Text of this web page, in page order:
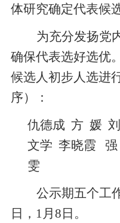
体研究确定代表候
为充分发扬党
确保代表选好选优
候选人初步人选进
序）：
仇德成 方 媛
文学 李晓霞
雯
公示期五个工
日， 1月 8 日。